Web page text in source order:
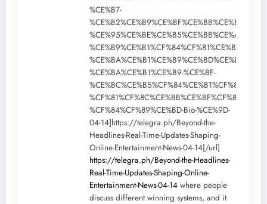
%CE%B7-
%CE%BA%CE%B1%CE%B9-%CE%BF-
%CF%81%CF%8C%CE%BB%CE%BF%CF%82-
%CF%84%CF%89%CE%BD-Bio-%CE%9D-
04-14]https://telegra.ph/Beyond-the-
Headlines-Real-Time-Updates-Shaping-
Online-Entertainment-News-04-14[/url]
https://telegra.ph/Beyond-the-Headlines-
Real-Time-Updates-Shaping-Online-
Entertainment-News-04-14 where people
discuss different winning systems, and it